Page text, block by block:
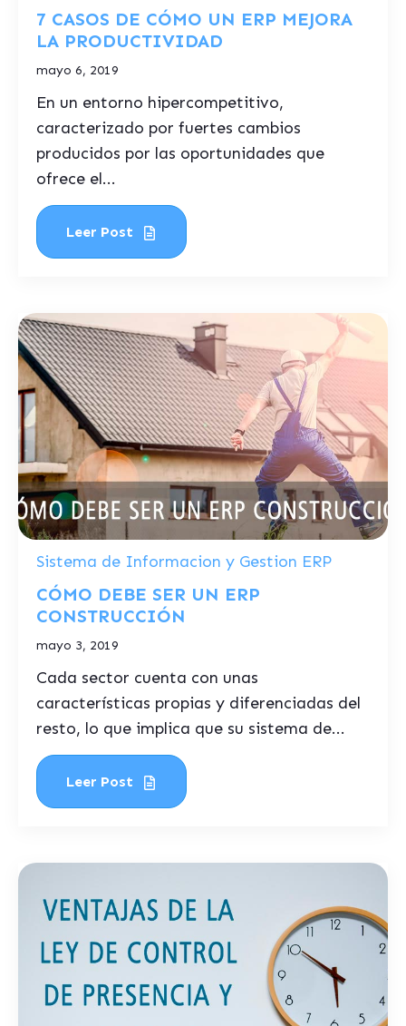
7 CASOS DE CÓMO UN ERP MEJORA
LA PRODUCTIVIDAD
mayo 6, 2019
En un entorno hipercompetitivo,
caracterizado por fuertes cambios
producidos por las oportunidades que
ofrece el...
Leer Post
Sistema de Informacion y Gestion ERP
CÓMO DEBE SER UN ERP
CONSTRUCCIÓN
mayo 3, 2019
Cada sector cuenta con unas
características propias y diferenciadas del
resto, lo que implica que su sistema de...
Leer Post